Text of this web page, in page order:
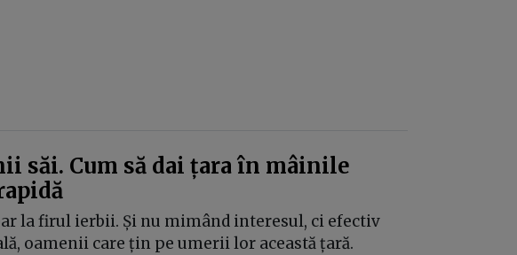
săi. Cum să dai țara în mâinile
la firul ierbii. Și nu mimând interesul, ci efectiv
oamenii care țin pe umerii lor această țară.